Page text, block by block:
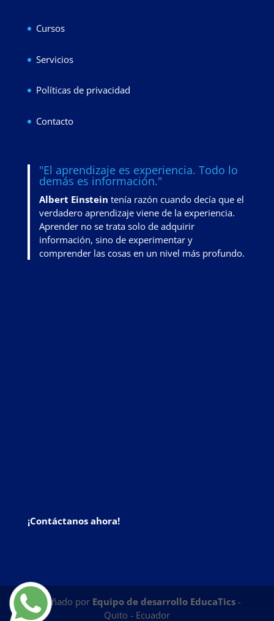
Cursos
Servicios
Políticas de privacidad
Contacto
"El aprendizaje es experiencia. Todo lo
demás es información."
Albert Einstein tenía razón cuando decía que el
verdadero aprendizaje viene de la experiencia.
Aprender no se trata solo de adquirir
información, sino de experimentar y
comprender las cosas en un nivel más profundo.
¡Contáctanos ahora!
Diseñado por Equipo de desarrollo EducaTics -
Quito - Ecuador